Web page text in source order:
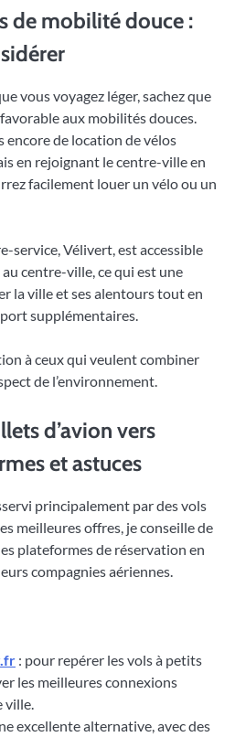
de mobilité douce :
vous voyagez léger, sachez que
aux mobilités douces.
encore de location de vélos
en rejoignant le centre-ville en
facilement louer un vélo ou un
service, Vélivert, est accessible
centre-ville, ce qui est une
la ville et ses alentours tout en
supplémentaires.
à ceux qui veulent combiner
de l’environnement.
d’avion vers
et astuces
principalement par des vols
meilleures offres, je conseille de
plateformes de réservation en
compagnies aériennes.
: pour repérer les vols à petits
les meilleures connexions
ville.
excellente alternative, avec des